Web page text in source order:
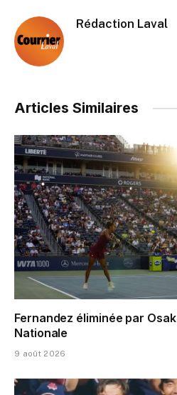
Rédaction Laval
Articles Similaires
Fernandez éliminée par
Nationale
9 août 2026